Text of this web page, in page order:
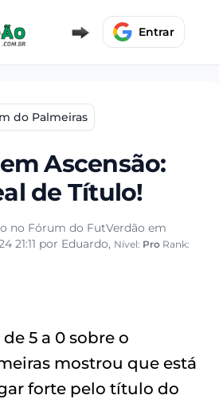
Entrar
do Palmeiras
Ascensão:
de Título!
no Fórum do FutVerdão em
21:11 por Eduardo, Nível: Pro Rank:
5 a 0 sobre o
mostrou que está
forte pelo título do